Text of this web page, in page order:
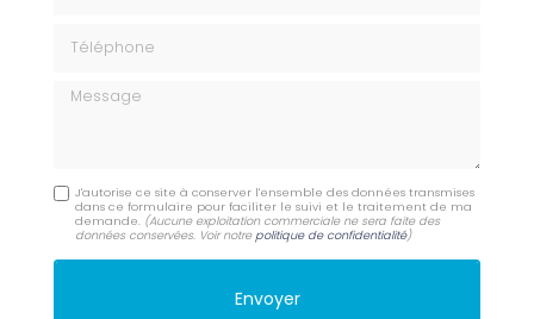
Message
J'autorise ce site à conserver l'ensemble des données transmises
dans ce formulaire pour faciliter le suivi et le traitement de ma
demande. (Aucune exploitation commerciale ne sera faite des
données conservées. Voir notre politique de confidentialité)